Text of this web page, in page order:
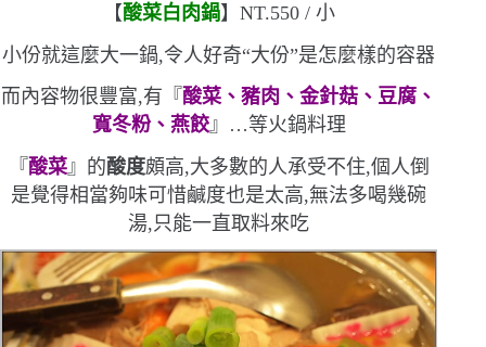
【酸菜白肉鍋】 NT.550 / 小
小份就這麼大一鍋,令人好奇“大份”是怎麼樣的容器
而內容物很豐富,有『 酸菜、豬肉、金針菇、豆腐、
寬冬粉、燕餃』 …等火鍋料理
『 酸菜』的酸度頗高,大多數的人承受不住,個人倒
是覺得相當夠味可惜鹹度也是太高,無法多喝幾碗
湯,只能一直取料來吃